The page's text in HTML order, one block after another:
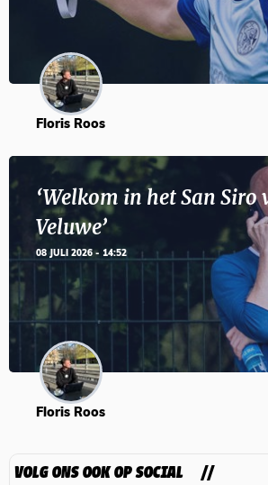
Floris Roos
‘Welkom in het San Siro
Veluwe’
08 JULI 2026 - 14:52
Floris Roos
VOLG ONS OOK OP SOCIAL